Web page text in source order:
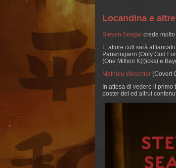
Locandina e
Steven Seagal crede
L’ attore cult sarà
Pansringarm (Only God
(One Million K(l)icks) e
Mathieu Weschler (Covert
In attesa di vedere il
poster del ed altrui